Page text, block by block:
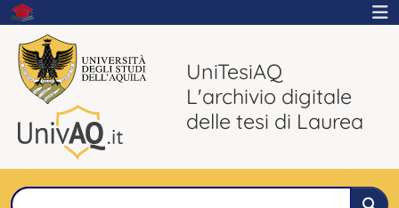
UniTesiAQ
L'archivio digitale
delle tesi di Laurea